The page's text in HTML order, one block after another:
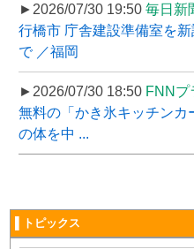
►2026/07/30 19:50 毎日新
行橋市 庁舎建設準備室を
で ／福岡
►2026/07/30 18:50 FNNプ
無料の「かき氷キッチンカ
の体を中 ...
▌トピックス